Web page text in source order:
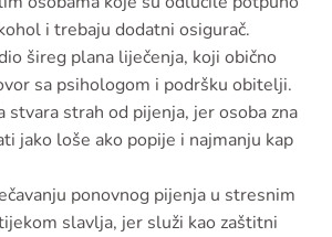
i trebaju dodatni osigurač.
šireg plana liječenja, koji obično
sa psihologom i podršku obitelji.
stvara strah od pijenja, jer osoba zna
jako loše ako popije i najmanju kap
ponovnog pijenja u stresnim
slavlja, jer služi kao zaštitni